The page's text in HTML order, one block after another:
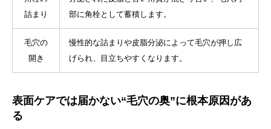
詰まり
部に角栓として蓄積します。
毛穴の
開き
慢性的な詰まりや皮脂分泌によって毛穴が押し広
げられ、目立ちやすくなります。
表面ケアでは届かない“毛穴の奥”に根本原因があ
る